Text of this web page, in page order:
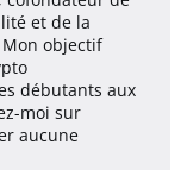
et de la
objectif
débutants aux
moi sur
aucune